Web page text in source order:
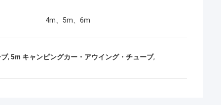
4m、5m、6m
, 5m キャンピングカー・アウイング・チューブ,